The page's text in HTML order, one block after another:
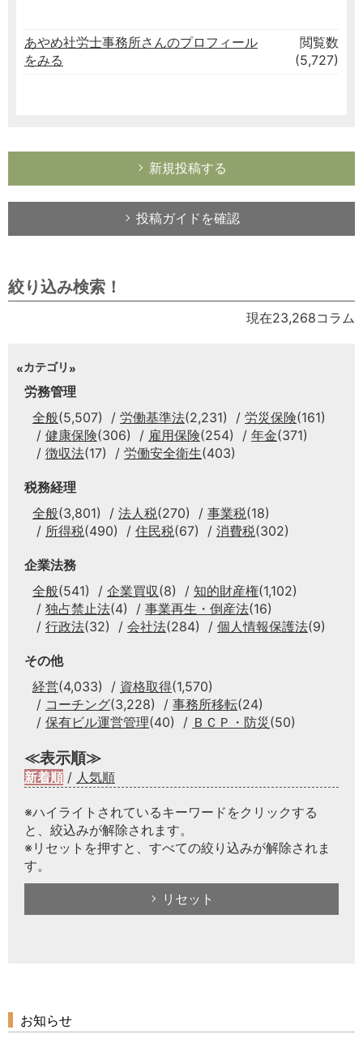
あやめ社労士事務所さんのプロフィール
をみる
閲覧数
(5,727)
新規投稿する
投稿ガイドを確認
絞り込み検索！
現在23,268コラム
カテゴリ
労務管理
全般(5,507) 労働基準法(2,231) 労災保険(161)
健康保険(306) 雇用保険(254) 年金(371)
徴収法(17) 労働安全衛生(403)
税務経理
全般(3,801) 法人税(270) 事業税(18)
所得税(490) 住民税(67) 消費税(302)
企業法務
全般(541) 企業買収(8) 知的財産権(1,102)
独占禁止法(4) 事業再生・倒産法(16)
行政法(32) 会社法(284) 個人情報保護法(9)
その他
経営(4,033) 資格取得(1,570)
コーチング(3,228) 事務所移転(24)
保有ビル運営管理(40) ＢＣＰ・防災 (50)
≪表示順≫
新着順 / 人気順
※ハイライトされているキーワードをクリックする
と、絞込みが解除されます。
※リセットを押すと、すべての絞り込みが解除されま
す。
リセット
お知らせ